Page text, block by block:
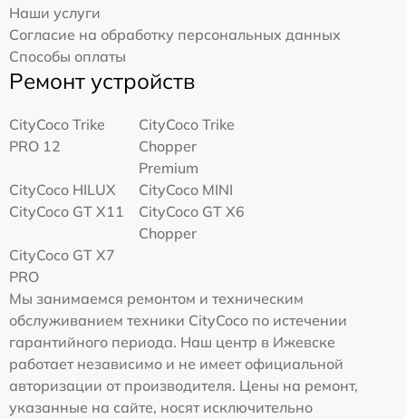
Наши услуги
Согласие на обработку персональных данных
Способы оплаты
Ремонт устройств
CityCoco Trike
PRO 12
CityCoco Trike
Chopper
Premium
CityCoco HILUX
CityCoco MINI
CityCoco GT X11
CityCoco GT X6
Chopper
CityCoco GT X7
PRO
Мы занимаемся ремонтом и техническим
обслуживанием техники CityCoco по истечении
гарантийного периода. Наш центр в Ижевске
работает независимо и не имеет официальной
авторизации от производителя. Цены на ремонт,
указанные на сайте, носят исключительно